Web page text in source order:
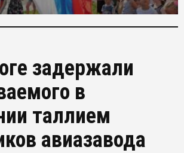
задержали
в
таллием
авиазавода